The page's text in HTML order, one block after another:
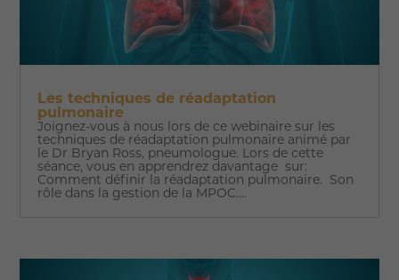
Les techniques de réadaptation
pulmonaire
Joignez-vous à nous lors de ce webinaire sur les
techniques de réadaptation pulmonaire animé par
le Dr Bryan Ross, pneumologue. Lors de cette
séance, vous en apprendrez davantage sur:
Comment définir la réadaptation pulmonaire. Son
rôle dans la gestion de la MPOC....